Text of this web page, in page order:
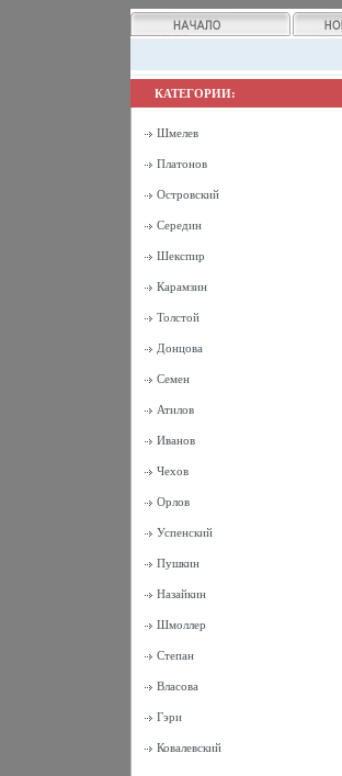
КАТЕГОРИИ:
Шмелев
Платонов
Островский
Середин
Шекспир
Карамзин
Толстой
Донцова
Семен
Атилов
Иванов
Чехов
Орлов
Успенский
Пушкин
Назайкин
Шмоллер
Степан
Власова
Гэри
Ковалевский